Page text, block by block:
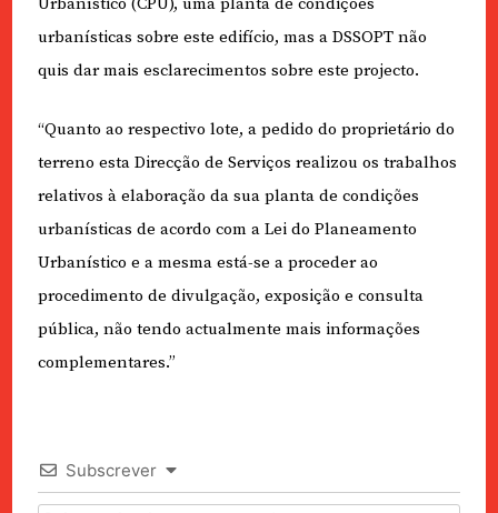
Urbanístico (CPU), uma planta de condições
urbanísticas sobre este edifício, mas a DSSOPT não
quis dar mais esclarecimentos sobre este projecto.
“Quanto ao respectivo lote, a pedido do proprietário do
terreno esta Direcção de Serviços realizou os trabalhos
relativos à elaboração da sua planta de condições
urbanísticas de acordo com a Lei do Planeamento
Urbanístico e a mesma está-se a proceder ao
procedimento de divulgação, exposição e consulta
pública, não tendo actualmente mais informações
complementares.”
Subscrever